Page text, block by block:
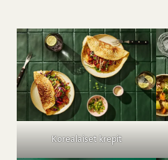
Korealaiset krepit